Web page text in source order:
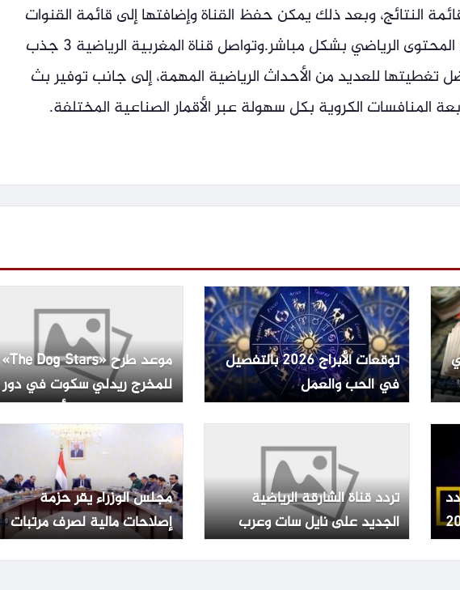
النتائج، وبعد ذلك يمكن حفظ القناة وإضافتها إلى قائمة القنوات
الرئيسية للاستمتاع بمتابعة المحتوى الرياضي بشكل مباشر.وتواصل قناة المغربية الرياضية 3 جذب
تغطيتها للعديد من الأحداث الرياضية المهمة، إلى جانب توفير بث
المنافسات الكروية بكل سهولة عبر الأقمار الصناعية المختلفة.
في
توقعات الأبراج 2026 بالتفصيل
في الحب والعمل
موعد طرح «The Dog Stars»
للمخرج ريدلي سكوت في دور
العرض المصرية – الأسبوع
2026
تردد قناة الشارقة الرياضية
الجديد على نايل سات وعرب
سات
مجلس الوزراء يقر حزمة
إصلاحات مالية لصرف مرتبات
موظفي الدولة